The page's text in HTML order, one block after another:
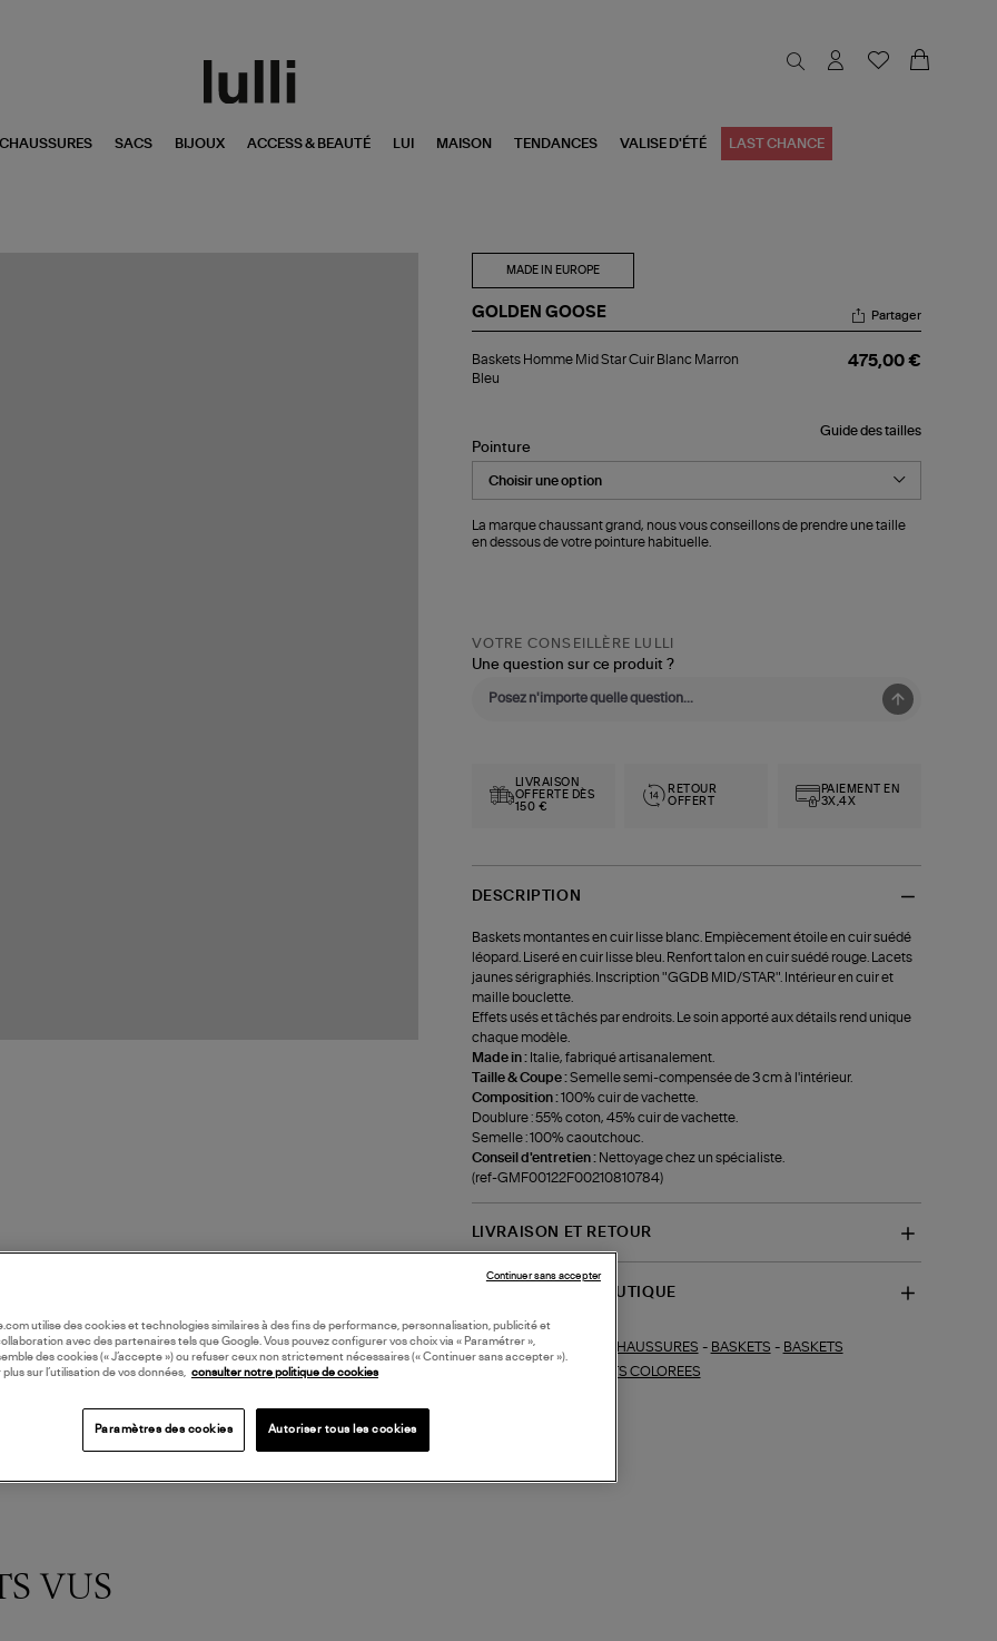
CHAUSSURES SACS BIJOUX ACCESS & BEAUTÉ LUI MAISON TENDANCES VALISE D'ÉTÉ LAST CHANCE
MADE IN EUROPE
GOLDEN GOOSE
Homme
Mid
Marron
Partager
Baskets Homme Mid Star Cuir Blanc Marron
Bleu
475,00 €
Guide des tailles
Pointure
La marque chaussant grand, nous vous conseillons de prendre une taille
en dessous de votre pointure habituelle.
VOTRE CONSEILLÈRE LULLI
Une question sur ce produit ?
LIVRAISON
OFFERTE DÈS
150 €
RETOUR
OFFERT
PAIEMENT EN
3X,4X
DESCRIPTION
Baskets montantes en cuir lisse blanc. Empiècement étoile en cuir suédé
léopard. Liseré en cuir lisse bleu. Renfort talon en cuir suédé rouge. Lacets
jaunes sérigraphiés. Inscription "GGDB MID/STAR". Intérieur en cuir et
maille bouclette.
Effets usés et tâchés par endroits. Le soin apporté aux détails rend unique
chaque modèle.
Made in : Italie, fabriqué artisanalement.
Taille & Coupe :Semelle semi-compensée de 3 cm à l'intérieur.
Composition :100% cuir de vachette.
Doublure : 55% coton, 45% cuir de vachette.
Semelle : 100% caoutchouc.
Conseil d'entretien : Nettoyage chez un spécialiste.
(ref-GMF00122F00210810784)
LIVRAISON ET RETOUR
DISPONIBILITÉ BOUTIQUE
Collections similaires : CHAUSSURES - BASKETS - BASKETS
BASKETS COLOREES
VUS
utilise des cookies et technologies similaires à des fins de performance, personnalisation, publicité et
avec des partenaires tels que Google. Vous pouvez configurer vos choix via « Paramétrer »,
des cookies (« J’accepte ») ou refuser ceux non strictement nécessaires (« Continuer sans accepter »).
plus sur l’utilisation de vos données,
consulter notre politique de cookies
Paramètres des cookies Autoriser tous les cookies
Continuer sans accepter